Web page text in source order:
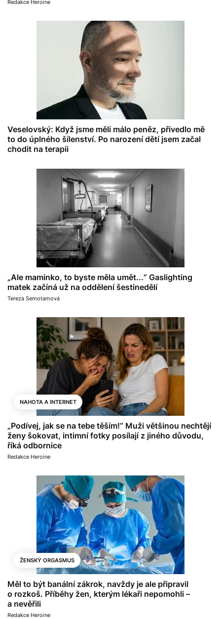
Redakce Heroine
Veselovský: Když jsme měli málo peněz, přivedlo mě
to do úplného šílenství. Po narození dětí jsem začal
chodit na terapii
„Ale maminko, to byste měla umět...“ Gaslighting
matek začíná už na oddělení šestinedělí
Tereza Semotamová
NAHOTA A INTERNET
„Podívej, jak se na tebe těším!“ Muži většinou nechtějí
ženy šokovat, intimní fotky posílají z jiného důvodu,
říká odbornice
Redakce Heroine
ŽENSKÝ ORGASMUS
Měl to být banální zákrok, navždy je ale připravil
o rozkoš. Příběhy žen, kterým lékaři nepomohli –
a nevěřili
Redakce Heroine